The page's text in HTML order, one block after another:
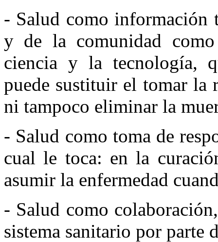
- Salud como información
y de la comunidad
ciencia y la tecnología,
puede sustituir el tomar la
ni tampoco eliminar la
- Salud como toma de
cual le toca: en la
asumir la enfermedad
- Salud como
sistema sanitario por parte